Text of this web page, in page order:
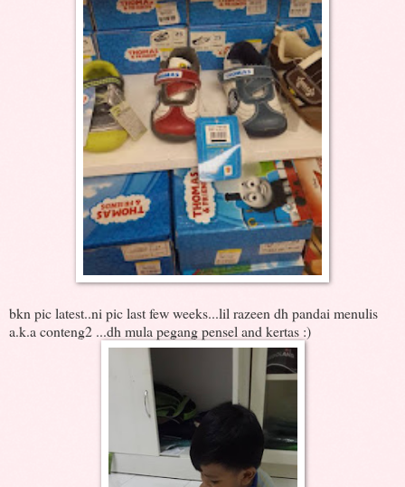
bkn pic latest..ni pic last few weeks...lil razeen dh pandai menulis
a.k.a conteng2 ...dh mula pegang pensel and kertas :)